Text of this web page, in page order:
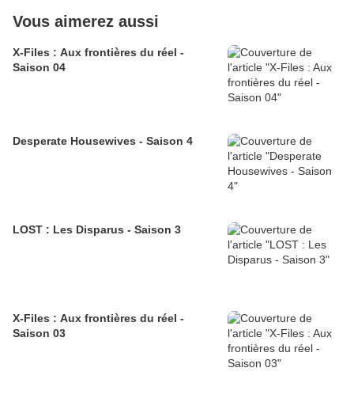
Vous aimerez aussi
X-Files : Aux frontières du réel -
Saison 04
Desperate Housewives - Saison 4
LOST : Les Disparus - Saison 3
X-Files : Aux frontières du réel -
Saison 03